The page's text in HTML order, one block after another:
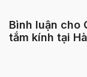
Bình luận cho
tắm kính tại